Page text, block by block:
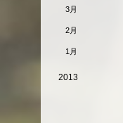
3月
2月
1月
2013